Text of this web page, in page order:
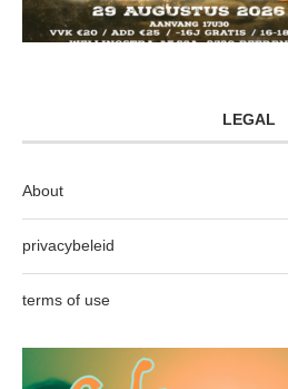
LEGAL
About
privacybeleid
terms of use